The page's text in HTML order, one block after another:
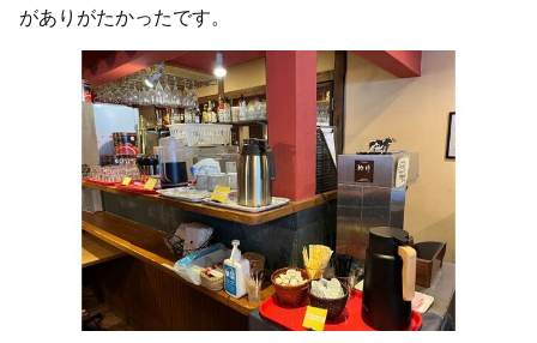
がありがたかったです。